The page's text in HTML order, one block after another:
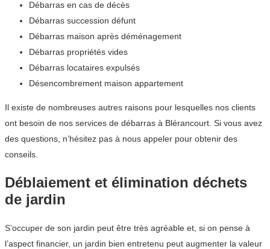
Débarras en cas de décès
Débarras succession défunt
Débarras maison après déménagement
Débarras propriétés vides
Débarras locataires expulsés
Désencombrement maison appartement
Il existe de nombreuses autres raisons pour lesquelles nos clients
ont besoin de nos services de débarras à Blérancourt. Si vous avez
des questions, n’hésitez pas à nous appeler pour obtenir des
conseils.
Déblaiement et élimination déchets
de jardin
S’occuper de son jardin peut être très agréable et, si on pense à
l’aspect financier, un jardin bien entretenu peut augmenter la valeur